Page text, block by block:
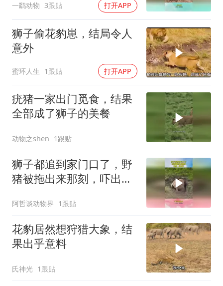
一鹞动物 3跟贴 打开APP
狮子偷花豹崽，结局令人
意外
蜜环人生 1跟贴 打开APP
疣猪一家出门觅食，结果
全部成了狮子的美餐
动物之shen 1跟贴
狮子都追到家门口了，野
猪被拖出来那刻，吓出一
阿哲谈动物界 1跟贴
花豹居然想狩猎大象，结
果出乎意料
氏神光 1跟贴